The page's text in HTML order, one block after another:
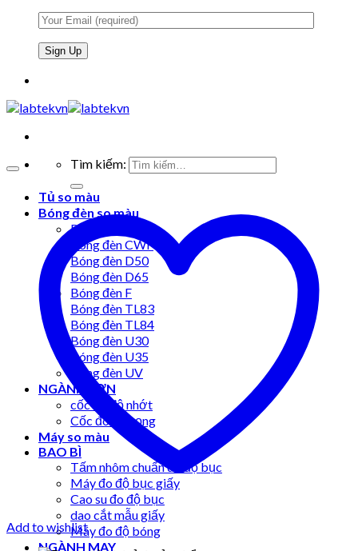
Tìm kiếm:
Tủ so màu
Bóng đèn so màu
Bóng đèn A
Bóng đèn CWF
Bóng đèn D50
Bóng đèn D65
Bóng đèn F
Bóng đèn TL83
Bóng đèn TL84
Bóng đèn U30
Bóng đèn U35
Bóng đèn UV
NGÀNH SƠN
cốc đo độ nhớt
Cốc đo tỷ trọng
Máy so màu
BAO BÌ
Tấm nhôm chuẩn đo độ bục
Máy đo độ bục giấy
Cao su đo độ bục
dao cắt mẫu giấy
Máy đo độ bóng
NGÀNH MAY
Add to wishlist